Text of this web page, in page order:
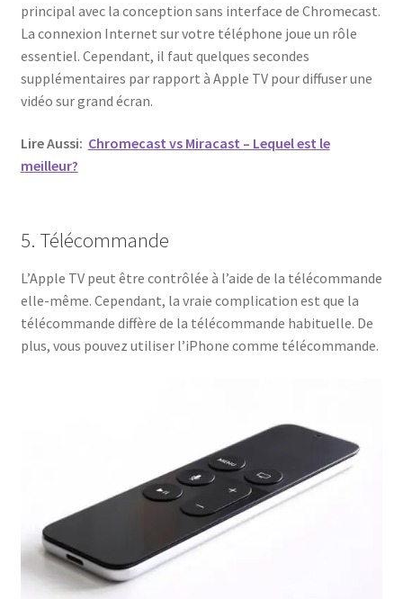
principal avec la conception sans interface de Chromecast.
La connexion Internet sur votre téléphone joue un rôle
essentiel. Cependant, il faut quelques secondes
supplémentaires par rapport à Apple TV pour diffuser une
vidéo sur grand écran.
Lire Aussi: Chromecast vs Miracast – Lequel est le
meilleur?
5. Télécommande
L’Apple TV peut être contrôlée à l’aide de la télécommande
elle-même. Cependant, la vraie complication est que la
télécommande diffère de la télécommande habituelle. De
plus, vous pouvez utiliser l’iPhone comme télécommande.